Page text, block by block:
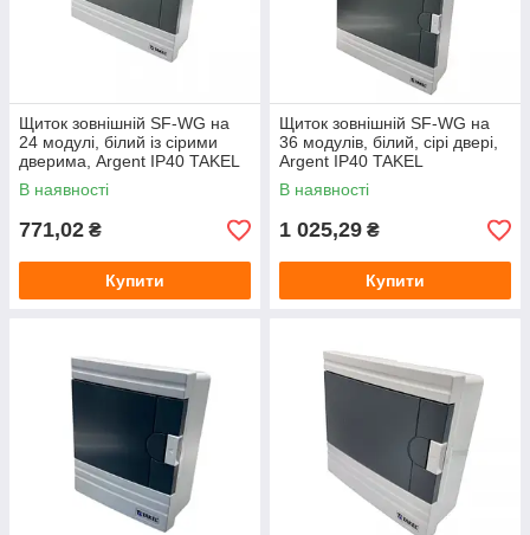
Щиток зовнішній SF-WG на
24 модулі, білий із сірими
дверима, Argent IP40 TAKEL
В наявності
771,02 ₴
Купити
Щиток зовнішній SF-WG на
36 модулів, білий, сірі двері,
Argent IP40 TAKEL
В наявності
1 025,29 ₴
Купити